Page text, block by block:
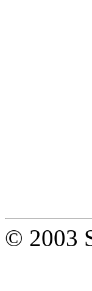
© 2003